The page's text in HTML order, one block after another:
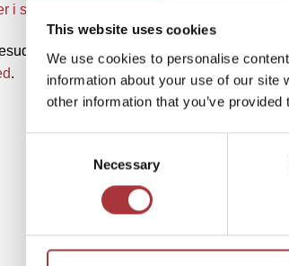
This website uses cookies
We use cookies to personalise
information about your use of our
other information that you’ve
Necessary
i skulder
om hvordan Perozin® kan hjælpe på
.